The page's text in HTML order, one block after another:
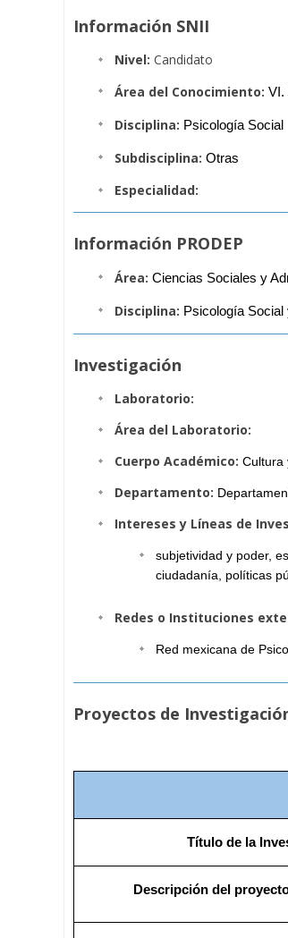
Información SNII
Nivel: Candidato
Área del Conocimiento: VI.
Disciplina: Psicología Social
Subdisciplina: Otras
Especialidad:
Información PRODEP
Área: Ciencias Sociales y
Disciplina: Psicología
Investigación
Laboratorio:
Área del Laboratorio:
Cuerpo Académico: Cultura
Departamento:
Intereses y Líneas de
subjetividad y poder,
ciudadanía, políticas
Redes o Instituciones
Red mexicana de
Proyectos de
Título de la
Descripción del